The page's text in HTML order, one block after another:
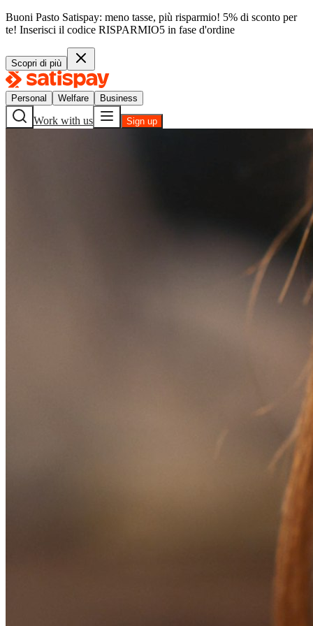
Buoni Pasto Satispay: meno tasse, più risparmio! 5% di sconto per
te! Inserisci il codice RISPARMIO5 in fase d'ordine
Scopri di più
Personal Welfare Business
Work with us Sign up